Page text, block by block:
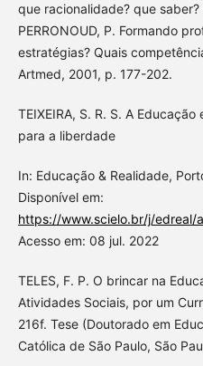
que racionalidade? que
PERRONOUD, P. Formando
estratégias? Quais
Artmed, 2001, p. 177-202.
TEIXEIRA, S. R. S. A
para a liberdade
In: Educação & Realidade,
Disponível em:
https://www.scielo.br/j/edreal/
Acesso em: 08 jul. 2022
TELES, F. P. O brincar na
Atividades Sociais, por um
216f. Tese (Doutorado em
Católica de São Paulo, São